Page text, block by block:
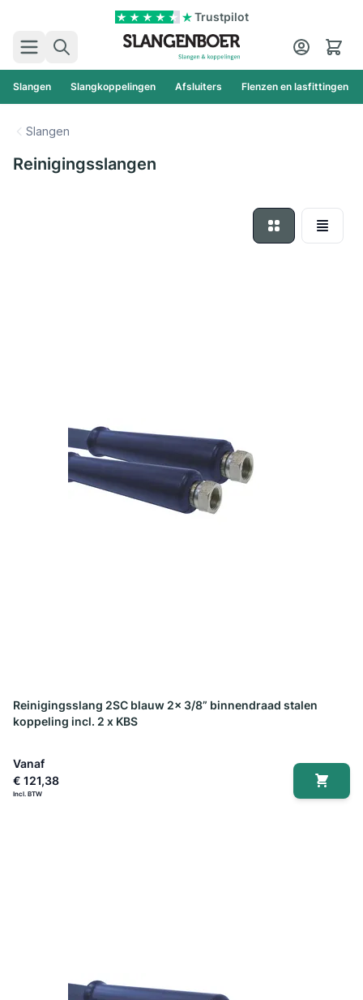
Trustpilot
Zoek
Cart
Slangen Slangkoppelingen Afsluiters Flenzen en lasfittingen
Slangen
Reinigingsslangen
Foto-tabelLijst
Reinigingsslang 2SC blauw 2x 3/8” binnendraad stalen
koppeling incl. 2 x KBS
Vanaf
€ 121,38